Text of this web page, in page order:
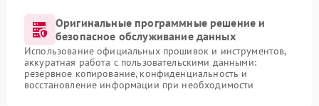
Оригинальные программные решение и
безопасное обслуживание данных
Использование официальных прошивок и инструментов,
аккуратная работа с пользовательскими данными:
резервное копирование, конфиденциальность и
восстановление информации при необходимости